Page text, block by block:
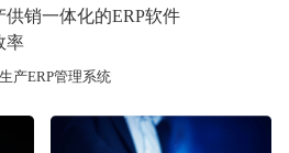
销一体化的ERP软件
率
产ERP管理系统